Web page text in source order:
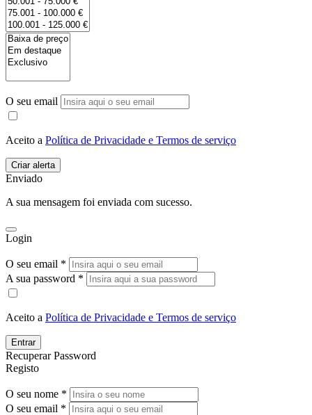
O seu email
Aceito a Política de Privacidade e Termos de serviço
Enviado
A sua mensagem foi enviada com sucesso.
Login
O seu email *
A sua password *
Aceito a Política de Privacidade e Termos de serviço
Entrar
Recuperar Password
Registo
O seu nome *
O seu email *